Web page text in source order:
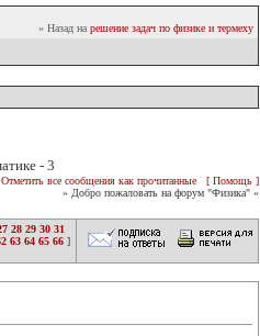
» Назад на решение задач по физике и термеху
- 3
Отметить все сообщения как прочитанные
[ Помощь ]
» Добро пожаловать на форум "Физика" «
28 29 30 31
63 64 65 66 ]